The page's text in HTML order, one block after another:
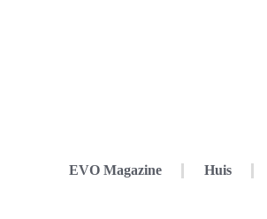
EVO Magazine Huis